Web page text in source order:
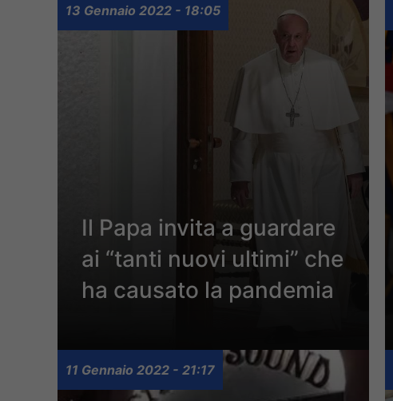
13 Gennaio 2022 - 18:05
Il Papa invita a guardare
ai “tanti nuovi ultimi” che
ha causato la pandemia
11 Gennaio 2022 - 21:17